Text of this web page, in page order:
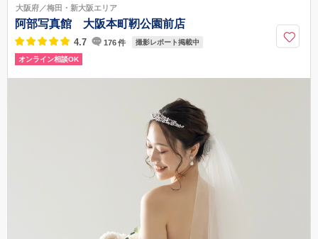
大阪府／梅田・新大阪エリア
阿部写真館 大阪本町靭公園前店
4.7 176件 撮影レポート掲載中
オンライン相談OK